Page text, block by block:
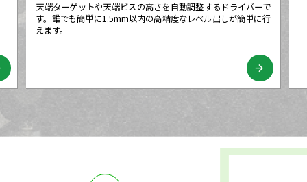
天端ターゲットや天端ビスの高さを自動調整するドライバーで
す。誰でも簡単に1.5mm以内の高精度なレベル出しが簡単に行
えます。
arrow_forward